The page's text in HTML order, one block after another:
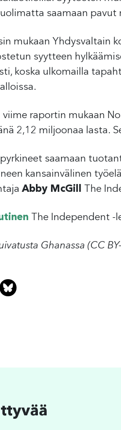
saamaan pavut
mukaan Yhdysvaltain
syytteen
koska ulkomailla
raportin mukaan
2,12 miljoonaa lasta.
saamaan
kansainvälinen
Abby McGill The
The Independent -
Ghanassa (CC